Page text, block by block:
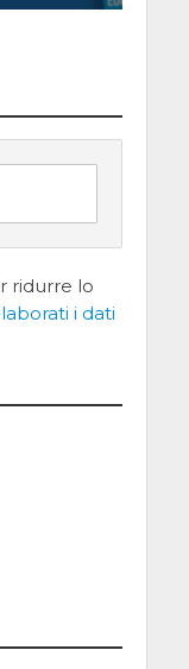
ridurre lo
i dati